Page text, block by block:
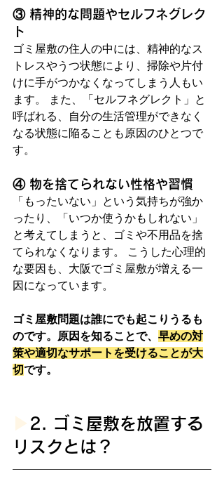
③ 精神的な問題やセルフネグレク
ト
ゴミ屋敷の住人の中には、精神的なス
トレスやうつ状態により、掃除や片付
けに手がつかなくなってしまう人もい
ます。 また、「セルフネグレクト」と
呼ばれる、自分の生活管理ができなく
なる状態に陥ることも原因のひとつで
す。
④ 物を捨てられない性格や習慣
「もったいない」という気持ちが強か
ったり、「いつか使うかもしれない」
と考えてしまうと、ゴミや不用品を捨
てられなくなります。 こうした心理的
な要因も、大阪でゴミ屋敷が増える一
因になっています。
ゴミ屋敷問題は誰にでも起こりうるも
のです。原因を知ることで、 早めの対
策や適切なサポートを受けることが大
切です。
▶︎ 2. ゴミ屋敷を放置する
リスクとは？